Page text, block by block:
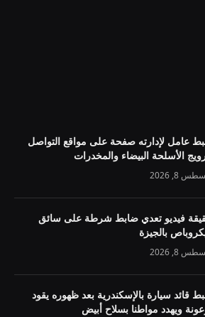
عامل لإدارته صفحة على مواقع التواصل
الأسلحة البيضاء والمخدرات
8, 2026
فيديو تعدي ضابط شرطة على سائق
بالجيزة
8, 2026
قائد سيارة بالإسكندرية بعد ظهوره يقود
ويهدد مواطنا بسلاح أبيض